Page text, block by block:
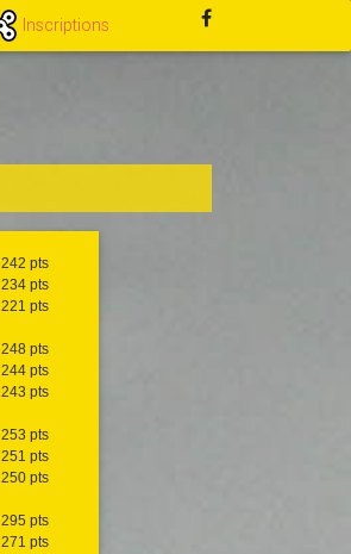
Inscriptions
242 pts
234 pts
221 pts
248 pts
244 pts
243 pts
253 pts
251 pts
250 pts
295 pts
271 pts